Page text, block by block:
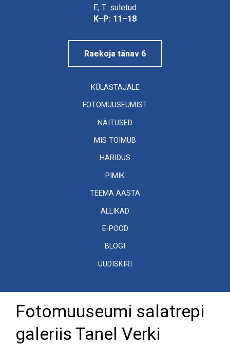
E, T: suletud
K–P: 11–18
Raekoja tänav 6
KÜLASTAJALE
FOTOMUUSEUMIST
NÄITUSED
MIS TOIMUB
HARIDUS
PIMIK
TEEMA AASTA
ALLIKAD
E-POOD
BLOGI
UUDISKIRI
Fotomuuseumi salatrepi
galeriis Tanel Verki